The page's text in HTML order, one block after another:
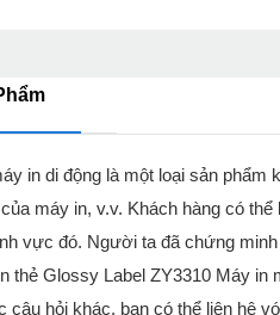
in di động là một loại sản
máy in, v.v. Khách hàng có thể
vực đó. Người ta đã chứng
thẻ Glossy Label ZY3310 Máy
hỏi khác, bạn có thể liên hệ